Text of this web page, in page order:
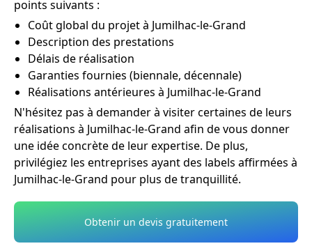
points suivants :
Coût global du projet à Jumilhac-le-Grand
Description des prestations
Délais de réalisation
Garanties fournies (biennale, décennale)
Réalisations antérieures à Jumilhac-le-Grand
N'hésitez pas à demander à visiter certaines de leurs
réalisations à Jumilhac-le-Grand afin de vous donner
une idée concrète de leur expertise. De plus,
privilégiez les entreprises ayant des labels affirmées à
Jumilhac-le-Grand pour plus de tranquillité.
Obtenir un devis gratuitement